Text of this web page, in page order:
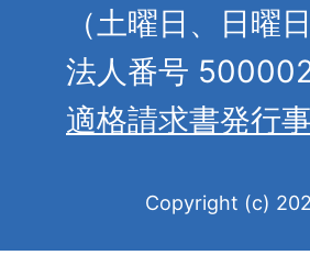
（土曜日、日曜
法人番号
適格請求書発行
Copyright (c)